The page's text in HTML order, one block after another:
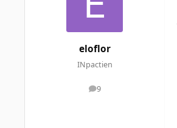
eloflor
INpactien
9
messages